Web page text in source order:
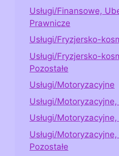
Usługi/Finansowe,
Prawnicze
Usługi/Fryzjersko-
Usługi/Fryzjersko-
Pozostałe
Usługi/Motoryzacyjne
Usługi/Motoryzacyjne,
Usługi/
Usługi/
Pozostałe